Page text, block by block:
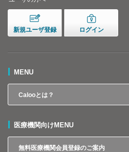
新規ユーザ登録 ログイン
MENU
Calooとは？
医療機関向けMENU
無料医療機関会員登録のご案内